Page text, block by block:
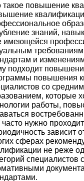
такое повышение
знаний,
имеющейся
и
подходит
повышения
со
которые
работы,
часто нужно
зависит
сферах
не реже
специалистов